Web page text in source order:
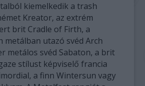
kiemelkedik a trash
Kreator, az extrém
brit Cradle of Firth, a
metálban utazó svéd Arch
metálos svéd Sabaton, a brit
stílust képviselő francia
a finn Wintersun vagy